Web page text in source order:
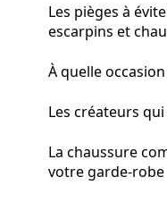
Les pièges à
escarpins et
À quelle
Les créateurs
La chaussure
votre garde-robe